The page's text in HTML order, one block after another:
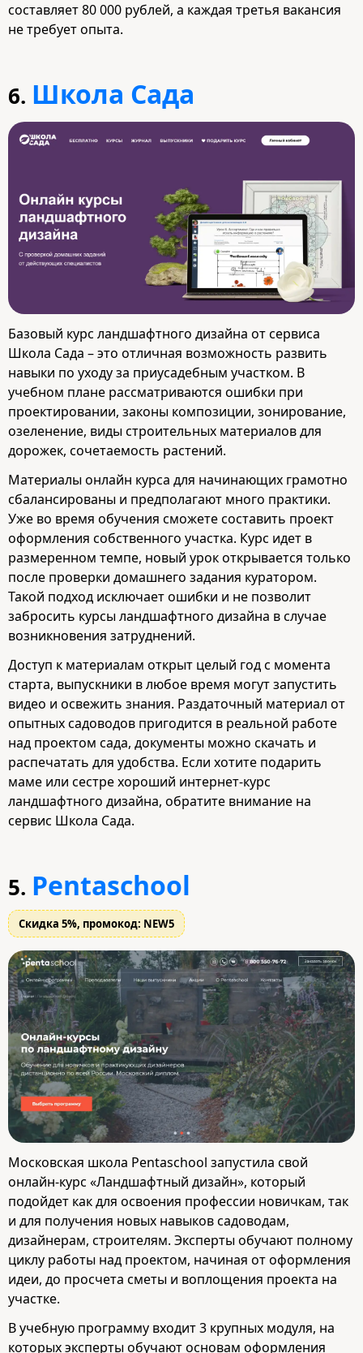
составляет 80 000 рублей, а каждая третья вакансия
не требует опыта.
6. Школа Сада
Базовый курс ландшафтного дизайна от сервиса
Школа Сада – это отличная возможность развить
навыки по уходу за приусадебным участком. В
учебном плане рассматриваются ошибки при
проектировании, законы композиции, зонирование,
озеленение, виды строительных материалов для
дорожек, сочетаемость растений.
Материалы онлайн курса для начинающих грамотно
сбалансированы и предполагают много практики.
Уже во время обучения сможете составить проект
оформления собственного участка. Курс идет в
размеренном темпе, новый урок открывается только
после проверки домашнего задания куратором.
Такой подход исключает ошибки и не позволит
забросить курсы ландшафтного дизайна в случае
возникновения затруднений.
Доступ к материалам открыт целый год с момента
старта, выпускники в любое время могут запустить
видео и освежить знания. Раздаточный материал от
опытных садоводов пригодится в реальной работе
над проектом сада, документы можно скачать и
распечатать для удобства. Если хотите подарить
маме или сестре хороший интернет-курс
ландшафтного дизайна, обратите внимание на
сервис Школа Сада.
5. Pentaschool
Скидка 5%, промокод: NEW5
Московская школа Pentaschool запустила свой
онлайн-курс «Ландшафтный дизайн», который
подойдет как для освоения профессии новичкам, так
и для получения новых навыков садоводам,
дизайнерам, строителям. Эксперты обучают полному
циклу работы над проектом, начиная от оформления
идеи, до просчета сметы и воплощения проекта на
участке.
В учебную программу входит 3 крупных модуля, на
которых эксперты обучают основам оформления